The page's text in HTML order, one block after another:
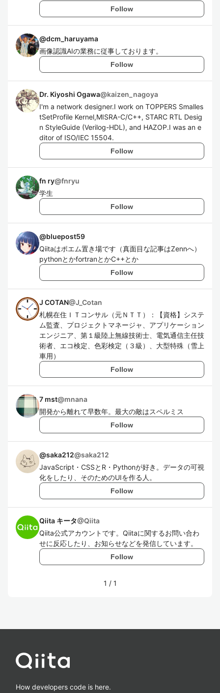
Follow
@dcm_haruyama
画像認識AIの業務に従事しております。
Follow
Dr. Kiyoshi Ogawa@kaizen_nagoya
I'm a network designer.I work on TOPPERS Smalles
tSetProfile Kernel,MISRA-C/C++, STARC RTL Desig
n StyleGuide (Verilog-HDL), and HAZOP.I was an e
ditor of ISO/IEC 15504.
Follow
fn ry@fnryu
学生
Follow
@bluepost59
Qiitaはポエム置き場です（真面目な記事はZennへ）
pythonとかfortranとかC++とか
Follow
J COTAN@J_Cotan
札幌在住ＩＴコンサル（元ＮＴＴ）：【資格】システ
ム監査、プロジェクトマネージャ、アプリケーション
エンジニア、第１級陸上無線技術士、電気通信主任技
術者、エコ検定、色彩検定（３級）、大型特殊（雪上
車用）
Follow
7 mst@mnana
開発から離れて早数年。最大の敵はスペルミス
Follow
@saka212@saka212
JavaScript・CSSとR・Pythonが好き。データの可視
化をしたり、そのためのUIを作る人。
Follow
Qiita キータ@Qiita
Qiita公式アカウントです。Qiitaに関するお問い合わ
せに反応したり、お知らせなどを発信しています。
Follow
1 / 1
How developers code is here.